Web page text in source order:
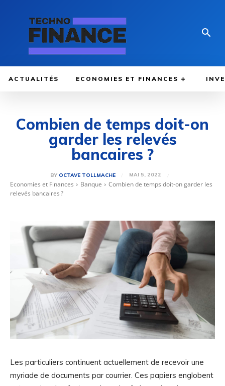
ACTUALITÉS ECONOMIES ET FINANCES
Combien de temps doit-on
garder les relevés
bancaires ?
BY OCTAVE TOLLMACHE MAI 5, 2022
Economies et Finances Banque
Combien de temps doit-on garder les
relevés bancaires ?
Les particuliers continuent actuellement de recevoir une
myriade de documents par courrier. Ces papiers englobent